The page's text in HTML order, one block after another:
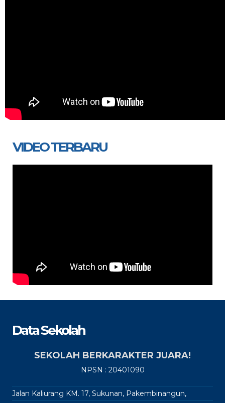
VIDEO TERBARU
Data Sekolah
SEKOLAH BERKARAKTER JUARA!
NPSN : 20401090
Jalan Kaliurang KM. 17, Sukunan, Pakembinangun,